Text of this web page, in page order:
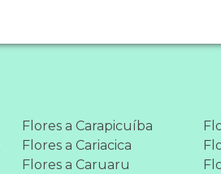
Flores a Carapicuíba
Flores a Cariacica
Flores a Caruaru